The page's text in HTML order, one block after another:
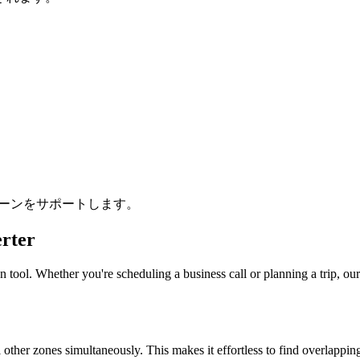
をサポートします。
tool. Whether you're scheduling a business call or planning a trip,
zones simultaneously. This makes it effortless to find